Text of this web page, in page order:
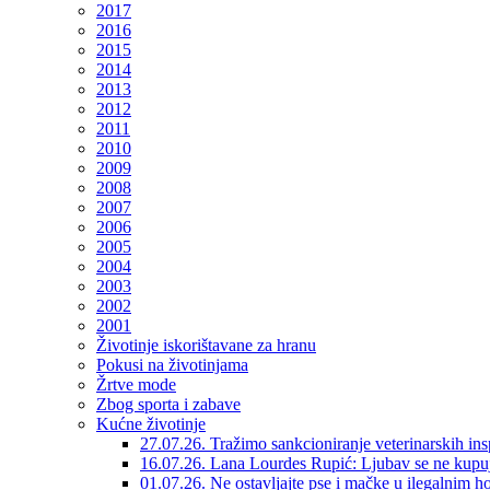
2017
2016
2015
2014
2013
2012
2011
2010
2009
2008
2007
2006
2005
2004
2003
2002
2001
Životinje iskorištavane za hranu
Pokusi na životinjama
Žrtve mode
Zbog sporta i zabave
Kućne životinje
27.07.26. Tražimo sankcioniranje veterinarskih
16.07.26. Lana Lourdes Rupić: Ljubav se ne
01.07.26. Ne ostavljajte pse i mačke u ilegalnim